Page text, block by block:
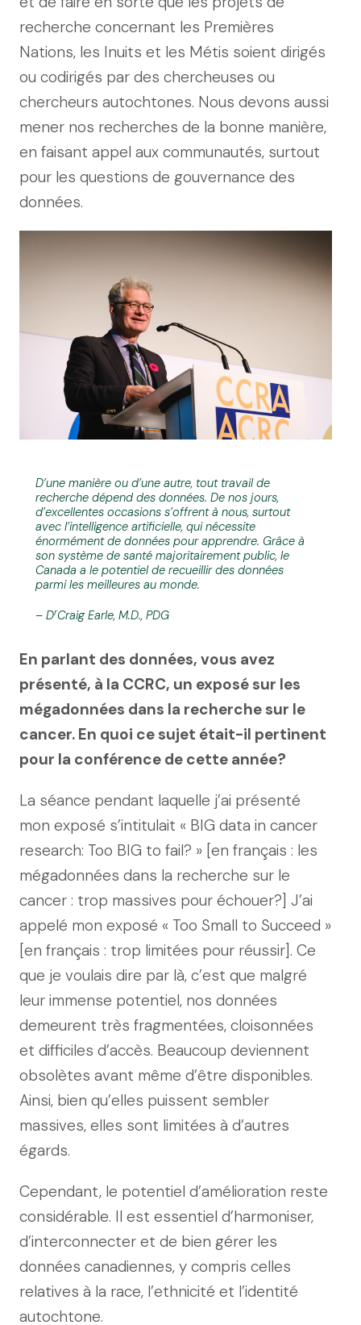
recherche concernant les Premières
Nations, les Inuits et les Métis soient dirigés
ou codirigés par des chercheuses ou
chercheurs autochtones. Nous devons aussi
mener nos recherches de la bonne manière,
en faisant appel aux communautés, surtout
pour les questions de gouvernance des
données.
D’une manière ou d’une autre, tout travail de
recherche dépend des données. De nos jours,
d’excellentes occasions s’offrent à nous, surtout
avec l’intelligence artificielle, qui nécessite
énormément de données pour apprendre. Grâce à
son système de santé majoritairement public, le
Canada a le potentiel de recueillir des données
parmi les meilleures au monde.
– DrCraig Earle, M.D., PDG
En parlant des données, vous avez
présenté, à la CCRC, un exposé sur les
mégadonnées dans la recherche sur le
cancer. En quoi ce sujet était-il pertinent
pour la conférence de cette année?
La séance pendant laquelle j’ai présenté
mon exposé s’intitulait « BIG data in cancer
research: Too BIG to fail? » [en français : les
mégadonnées dans la recherche sur le
cancer : trop massives pour échouer?] J’ai
appelé mon exposé « Too Small to Succeed »
[en français : trop limitées pour réussir]. Ce
que je voulais dire par là, c’est que malgré
leur immense potentiel, nos données
demeurent très fragmentées, cloisonnées
et difficiles d’accès. Beaucoup deviennent
obsolètes avant même d’être disponibles.
Ainsi, bien qu’elles puissent sembler
massives, elles sont limitées à d’autres
égards.
Cependant, le potentiel d’amélioration reste
considérable. Il est essentiel d’harmoniser,
d’interconnecter et de bien gérer les
données canadiennes, y compris celles
relatives à la race, l’ethnicité et l’identité
autochtone.